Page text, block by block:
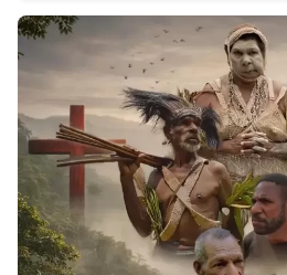
INDONESIA
Insight
NTB
Suara
Time
Lens
IDN
Daily
Jogja
Jalan
Rakyat
Idealita
News
Kita
Notice
Dinamikapost.com
Radar
Baru
Seedbacklink
Follow
Kabarbaru